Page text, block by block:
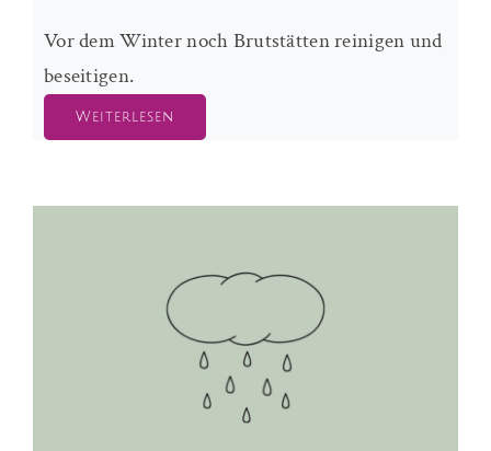
Vor dem Winter noch Brutstätten reinigen und
beseitigen.
Weiterlesen